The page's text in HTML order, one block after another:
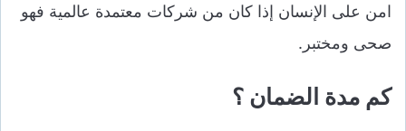
امن على الإنسان إذا كان من شركات معتمدة عالمية فهو
صحى ومختبر.
كم مدة الضمان ؟